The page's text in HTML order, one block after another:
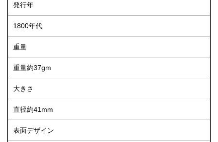
発行年
1800年代
重量
重量約37gm
大きさ
直径約41mm
表面デザイン